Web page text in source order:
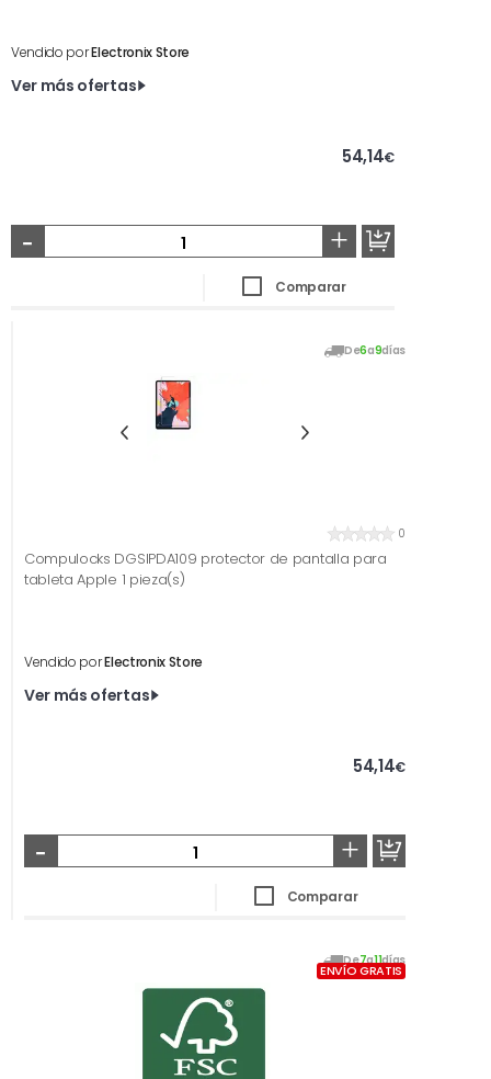
Vendido porElectronix Store
Ver más ofertas
54,14€
- +
Comparar
De6a9días
0
Compulocks DGSIPDA109 protector de pantalla para
tableta Apple 1 pieza(s)
Vendido porElectronix Store
Ver más ofertas
54,14€
- +
Comparar
De7a11días
ENVÍO GRATIS